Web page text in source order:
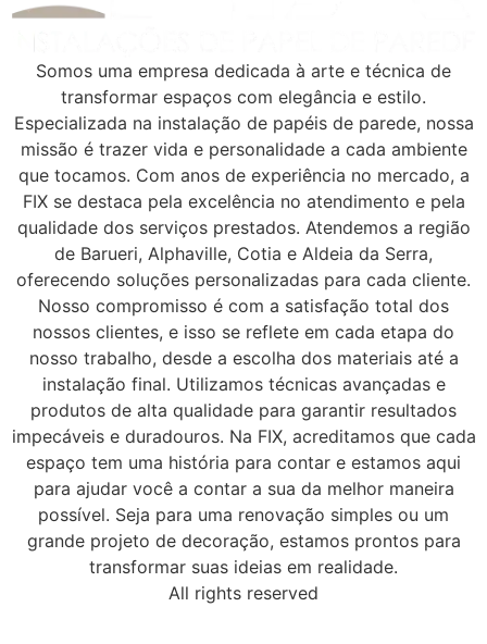
Somos uma empresa dedicada à arte e técnica de
transformar espaços com elegância e estilo.
Especializada na instalação de papéis de parede, nossa
missão é trazer vida e personalidade a cada ambiente
que tocamos. Com anos de experiência no mercado, a
FIX se destaca pela excelência no atendimento e pela
qualidade dos serviços prestados. Atendemos a região
de Barueri, Alphaville, Cotia e Aldeia da Serra,
oferecendo soluções personalizadas para cada cliente.
Nosso compromisso é com a satisfação total dos
nossos clientes, e isso se reflete em cada etapa do
nosso trabalho, desde a escolha dos materiais até a
instalação final. Utilizamos técnicas avançadas e
produtos de alta qualidade para garantir resultados
impecáveis e duradouros. Na FIX, acreditamos que cada
espaço tem uma história para contar e estamos aqui
para ajudar você a contar a sua da melhor maneira
possível. Seja para uma renovação simples ou um
grande projeto de decoração, estamos prontos para
transformar suas ideias em realidade.
All rights reserved